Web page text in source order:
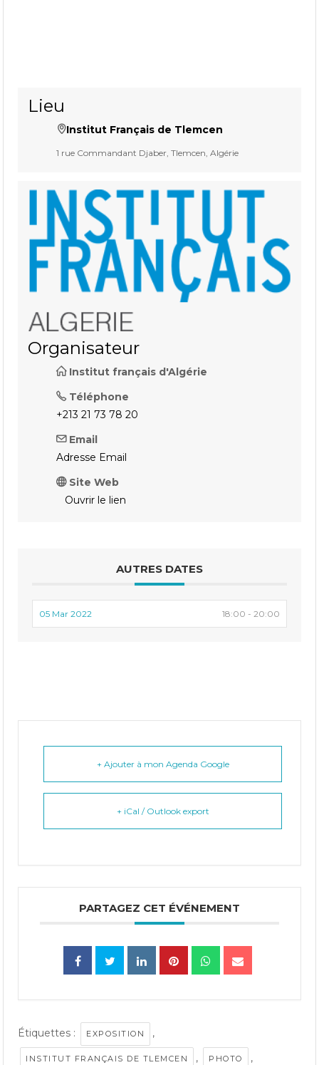
Lieu
Institut Français de Tlemcen
1 rue Commandant Djaber, Tlemcen, Algérie
Organisateur
Institut français d'Algérie
Téléphone
+213 21 73 78 20
Email
Adresse Email
Site Web
Ouvrir le lien
AUTRES DATES
05 Mar 2022 18:00 - 20:00
+ Ajouter à mon Agenda Google
+ iCal / Outlook export
PARTAGEZ CET ÉVÉNEMENT
Étiquettes : EXPOSITION ,
INSTITUT FRANÇAIS DE TLEMCEN , PHOTO ,